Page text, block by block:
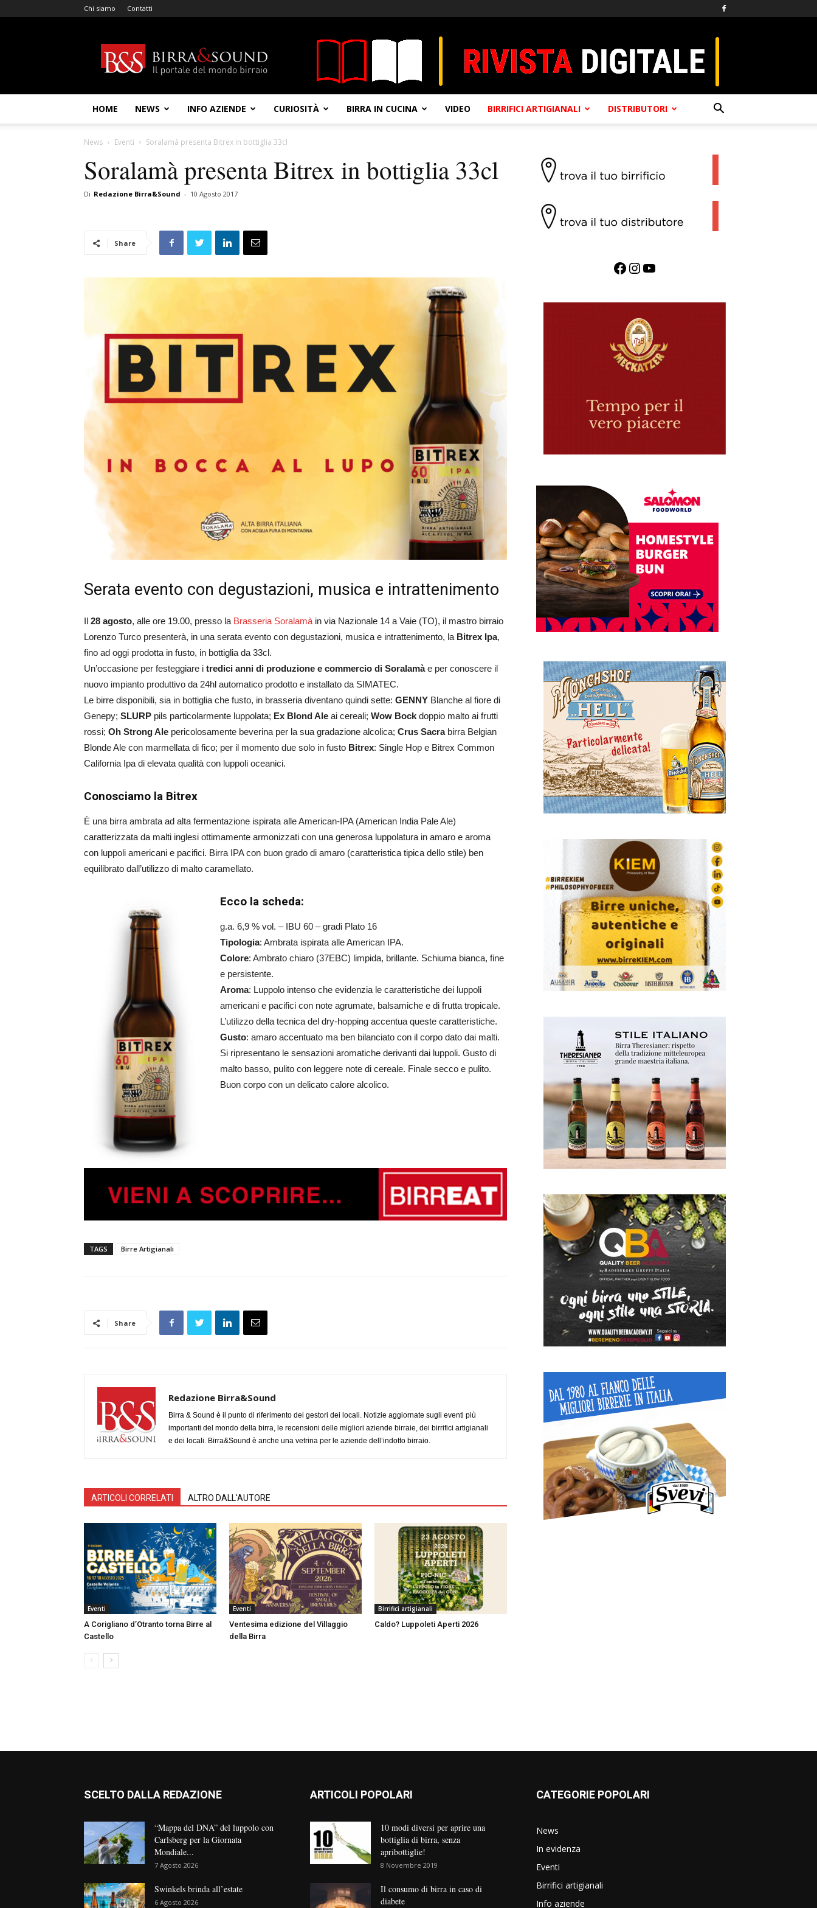
Chi siamo Contatti
&
Sound
HOME NEWS INFO AZIENDE CURIOSITÀ BIRRA IN CUCINA VIDEO BIRRIFICI ARTIGIANALI DISTRIBUTORI
News Eventi Soralamà presenta Bitrex in bottiglia 33cl
Soralamà presenta Bitrex in bottiglia 33cl
Di Redazione Birra&Sound - 10 Agosto 2017
Share
Serata evento con degustazioni, musica e intrattenimento
Il 28 agosto, alle ore 19.00, presso la Brasseria Soralamà in via Nazionale 14 a Vaie (TO), il mastro birraio
Lorenzo Turco presenterà, in una serata evento con degustazioni, musica e intrattenimento, la Bitrex Ipa,
fino ad oggi prodotta in fusto, in bottiglia da 33cl.
Un’occasione per festeggiare i tredici anni di produzione e commercio di Soralamàe per conoscere il
nuovo impianto produttivo da 24hl automatico prodotto e installato da SIMATEC.
Le birre disponibili, sia in bottiglia che fusto, in brasseria diventano quindi sette: GENNY Blanche al fiore di
Genepy; SLURP pils particolarmente luppolata; Ex Blond Ale ai cereali; Wow Bock doppio malto ai frutti
rossi; Oh Strong Ale pericolosamente beverina per la sua gradazione alcolica; Crus Sacrabirra Belgian
Blonde Ale con marmellata di fico; per il momento due solo in fusto Bitrex: Single Hop e Bitrex Common
California Ipa di elevata qualità con luppoli oceanici.
Conosciamo la Bitrex
È una birra ambrata ad alta fermentazione ispirata alle American-IPA (American India Pale Ale)
caratterizzata da malti inglesi ottimamente armonizzati con una generosa luppolatura in amaro e aroma
con luppoli americani e pacifici. Birra IPA con buon grado di amaro (caratteristica tipica dello stile) ben
equilibrato dall’utilizzo di malto caramellato.
Ecco la scheda:
g.a. 6,9 % vol. – IBU 60 – gradi Plato 16
Tipologia: Ambrata ispirata alle American IPA.
Colore: Ambrato chiaro (37EBC) limpida, brillante. Schiuma bianca, fine
e persistente.
Aroma: Luppolo intenso che evidenzia le caratteristiche dei luppoli
americani e pacifici con note agrumate, balsamiche e di frutta tropicale.
L’utilizzo della tecnica del dry-hopping accentua queste caratteristiche.
Gusto: amaro accentuato ma ben bilanciato con il corpo dato dai malti.
Si ripresentano le sensazioni aromatiche derivanti dai luppoli. Gusto di
malto basso, pulito con leggere note di cereale. Finale secco e pulito.
Buon corpo con un delicato calore alcolico.
TAGS Birre Artigianali
Share
Redazione Birra&Sound
Birra & Sound è il punto di riferimento dei gestori dei locali. Notizie aggiornate sugli eventi più
importanti del mondo della birra, le recensioni delle migliori aziende birraie, dei birrifici artigianali
e dei locali. Birra&Sound è anche una vetrina per le aziende dell’indotto birraio.
ARTICOLI CORRELATI ALTRO DALL'AUTORE
Eventi
A Corigliano d’Otranto torna Birre al
Castello
Eventi
Ventesima edizione del Villaggio
della Birra
Birrifici artigianali
Caldo? Luppoleti Aperti 2026
Facebook InstagramYouTube
SCELTO DALLA REDAZIONE
“Mappa del DNA” del luppolo con
Carlsberg per la Giornata
Mondiale...
7 Agosto 2026
Swinkels brinda all’estate
6 Agosto 2026
ARTICOLI POPOLARI
10 modi diversi per aprire una
bottiglia di birra, senza
apribottiglie!
8 Novembre 2019
Il consumo di birra in caso di
diabete
CATEGORIE POPOLARI
News
In evidenza
Eventi
Birrifici artigianali
Info aziende